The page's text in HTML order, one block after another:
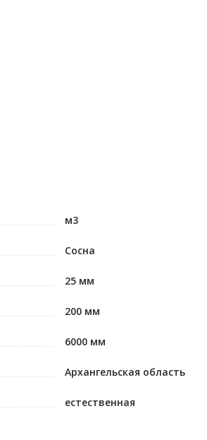
м3
Сосна
25 мм
200 мм
6000 мм
Архангельская область
естественная